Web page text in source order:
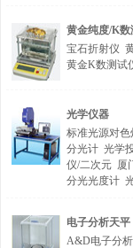
黄金纯度/K数
宝石折射仪
黄金K数测试
光学仪器
标准光源对色
分光计 光学
仪/二次元 厦
分光光度计
电子分析天平
A&D电子分